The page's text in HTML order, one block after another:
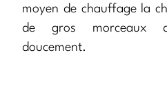
moyen de chauffage la
de gros
doucement.